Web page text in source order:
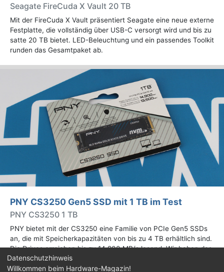
Seagate FireCuda X Vault 20 TB
Mit der FireCuda X Vault präsentiert Seagate eine neue externe
Festplatte, die vollständig über USB-C versorgt wird und bis zu
satte 20 TB bietet. LED-Beleuchtung und ein passendes Toolkit
runden das Gesamtpaket ab.
PNY CS3250 Gen5 SSD mit 1 TB im Test
PNY CS3250 1 TB
PNY bietet mit der CS3250 eine Familie von PCIe Gen5 SSDs
an, die mit Speicherkapazitäten von bis zu 4 TB erhältlich sind.
Die Drives erreichen bis zu 14.900 MB/s lesend. Wir haben das
1-TB-Modell getestet.
Datenschutzhinweis
Willkommen beim Hardware-Magazin!